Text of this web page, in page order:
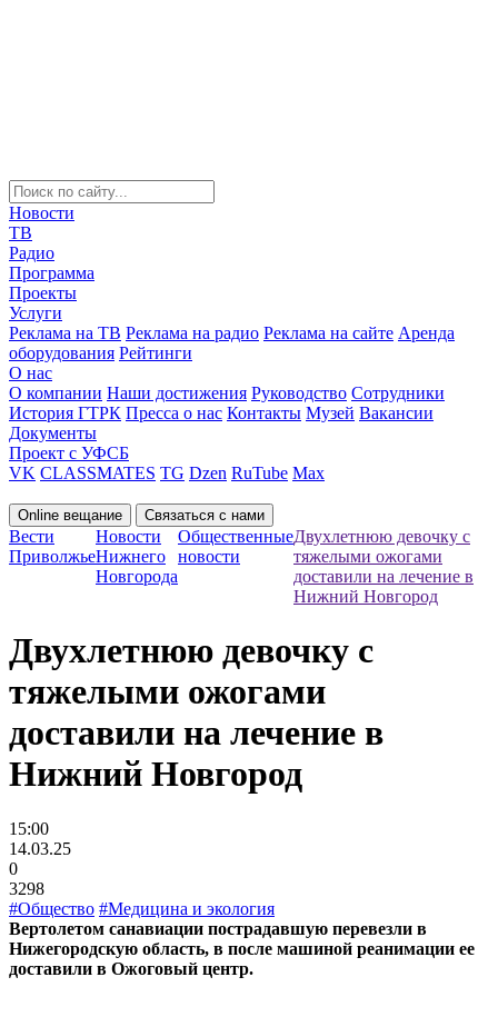
Новости
ТВ
Радио
Программа
Проекты
Услуги
Реклама на ТВ Реклама на радио Реклама на сайте Аренда
оборудования Рейтинги
О нас
О компании Наши достижения Руководство Сотрудники
История ГТРК Пресса о нас Контакты Музей Вакансии
Документы
Проект с УФСБ
VK CLASSMATES TG Dzen RuTube Max
Online вещание Связаться с нами
Вести
Приволжье
Новости
Нижнего
Новгорода
Общественные
новости
Двухлетнюю девочку с
тяжелыми ожогами
доставили на лечение в
Нижний Новгород
Двухлетнюю девочку с
тяжелыми ожогами
доставили на лечение в
Нижний Новгород
15:00
14.03.25
0
3298
#Общество #Медицина и экология
Вертолетом санавиации пострадавшую перевезли в
Нижегородскую область, в после машиной реанимации ее
доставили в Ожоговый центр.